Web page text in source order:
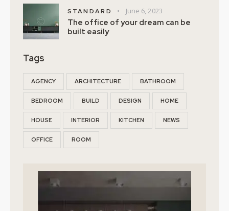
STANDARD June 6, 2023
The office of your dream can be
built easily
Tags
AGENCY ARCHITECTURE BATHROOM
BEDROOM BUILD DESIGN HOME
HOUSE INTERIOR KITCHEN NEWS
OFFICE ROOM